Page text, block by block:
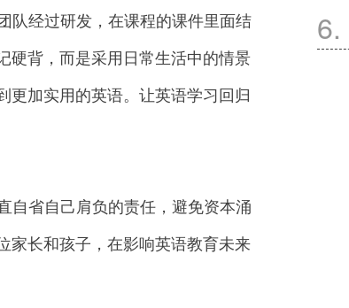
经过研发，在课程的课件里面结
硬背，而是采用日常生活中的情景
更加实用的英语。让英语学习回归
省自己肩负的责任，避免资本涌
家长和孩子，在影响英语教育未来